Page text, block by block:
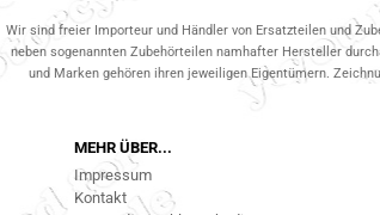
Wir sind freier Importeur und Händler von Ersatzteilen und
neben sogenannten Zubehörteilen namhafter Hersteller
und Marken gehören ihren jeweiligen Eigentümern.
MEHR ÜBER...
Impressum
Kontakt